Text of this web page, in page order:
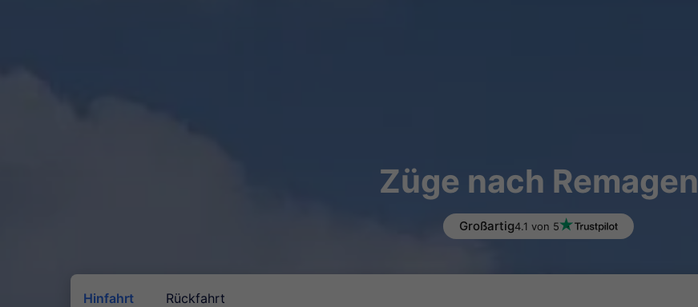
Züge nach Remagen
Großartig4.1 von 5
Hinfahrt Rückfahrt